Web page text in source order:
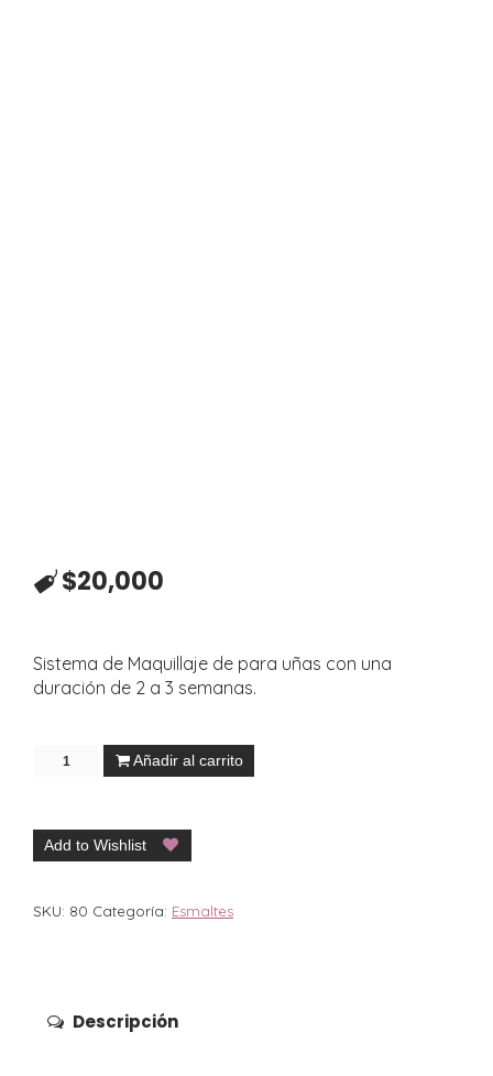
$20,000
Sistema de Maquillaje de para uñas con una
duración de 2 a 3 semanas.
Añadir al carrito
Add to Wishlist
SKU: 80 Categoría: Esmaltes
Descripción